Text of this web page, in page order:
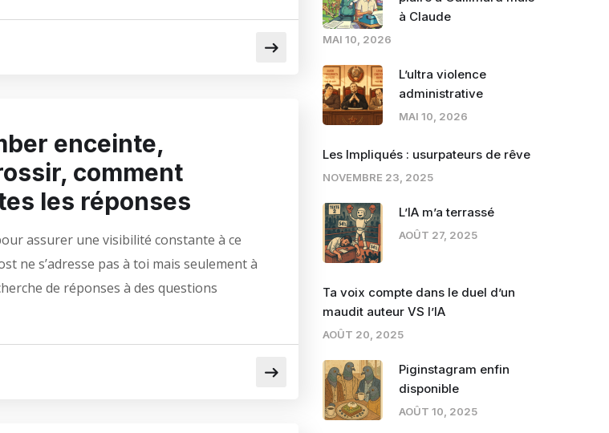
enceinte,
comment
les réponses
assurer une visibilité constante à ce
ne s’adresse pas à toi mais seulement à
de réponses à des questions
à Claude
MAI 10, 2026
L’ultra violence
administrative
MAI 10, 2026
Les Impliqués : usurpateurs de rêve
NOVEMBRE 23, 2025
L’IA m’a terrassé
AOÛT 27, 2025
Ta voix compte dans le duel d’un
maudit auteur VS l’IA
AOÛT 20, 2025
Piginstagram enfin
disponible
AOÛT 10, 2025